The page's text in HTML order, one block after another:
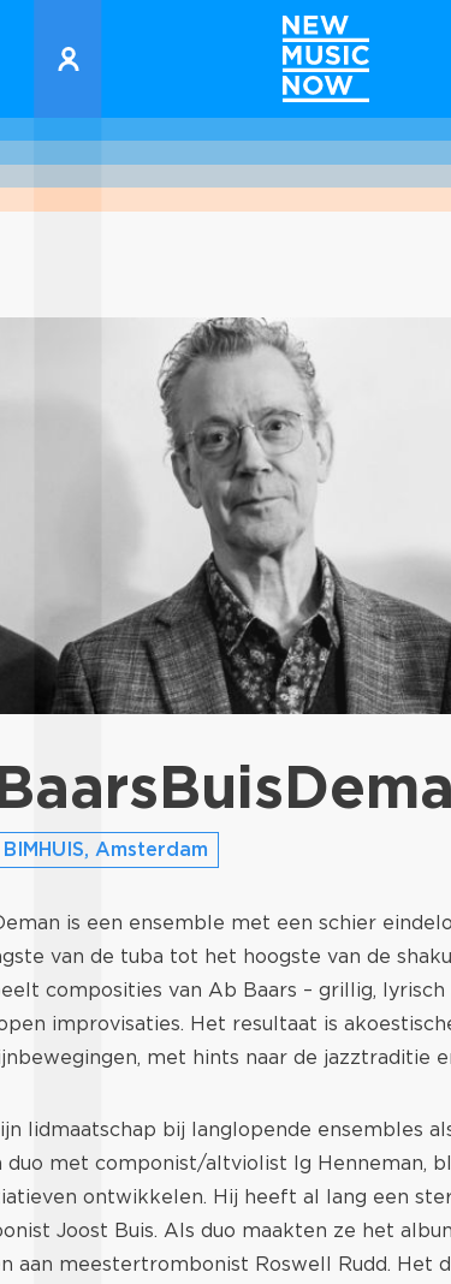
BIMHUIS, Amsterdam
is een ensemble met een schier
van de tuba tot het hoogste van de
composities van Ab Baars – grillig, lyrisch
improvisaties. Het resultaat is
met hints naar de jazztraditie
lidmaatschap bij langlopende ensembles
duo met componist/altviolist Ig Henneman,
ontwikkelen. Hij heeft al lang een
Joost Buis. Als duo maakten ze het
aan meestertrombonist Roswell Rudd. Het